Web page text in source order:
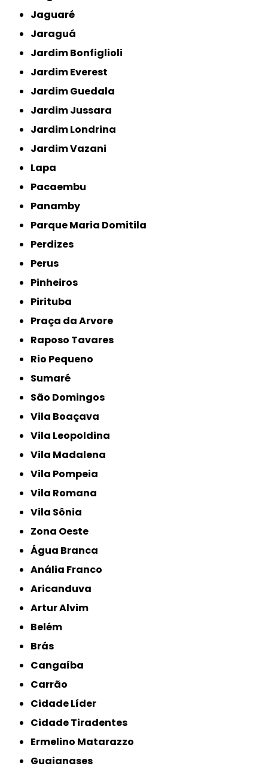
Jaguaré
Jaraguá
Jardim Bonfiglioli
Jardim Everest
Jardim Guedala
Jardim Jussara
Jardim Londrina
Jardim Vazani
Lapa
Pacaembu
Panamby
Parque Maria Domitila
Perdizes
Perus
Pinheiros
Pirituba
Praça da Arvore
Raposo Tavares
Rio Pequeno
Sumaré
São Domingos
Vila Boaçava
Vila Leopoldina
Vila Madalena
Vila Pompeia
Vila Romana
Vila Sônia
Zona Oeste
Água Branca
Anália Franco
Aricanduva
Artur Alvim
Belém
Brás
Cangaíba
Carrão
Cidade Líder
Cidade Tiradentes
Ermelino Matarazzo
Guaianases